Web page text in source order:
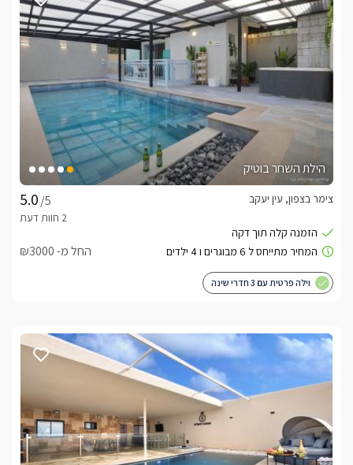
הילת השחר בוטיק
/5
צימר בצפון, עין יעקב
החל מ- ₪3000
וילה פרטית עם 3 חדרי שינה